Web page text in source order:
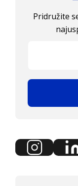
Pridružite